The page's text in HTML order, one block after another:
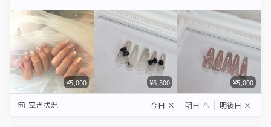
¥5,000 ¥6,500 ¥5,000
空き状況 今日 × 明日 △ 明後日 ×